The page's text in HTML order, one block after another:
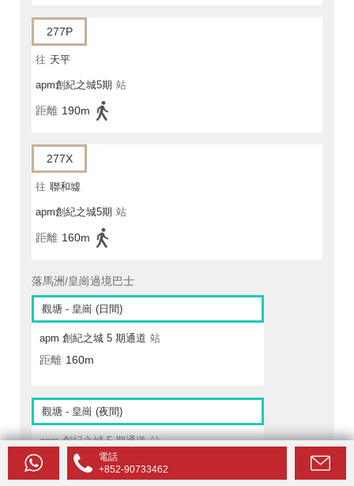
277P
往 天平
apm創紀之城5期 站
距離 190m
277X
往 聯和墟
apm創紀之城5期 站
距離 160m
落馬洲/皇崗過境巴士
觀塘 - 皇崗 (日間)
apm 創紀之城 5 期通道 站
距離 160m
觀塘 - 皇崗 (夜間)
apm 創紀之城 5 期通道 站
距離 160m
電話
+852-90733462